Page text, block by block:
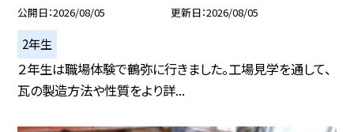
公開日 2026/08/05 更新日 2026/08/05
2年生
２年生は職場体験で鶴弥に行きました。工場見学を通して、
瓦の製造方法や性質をより詳...